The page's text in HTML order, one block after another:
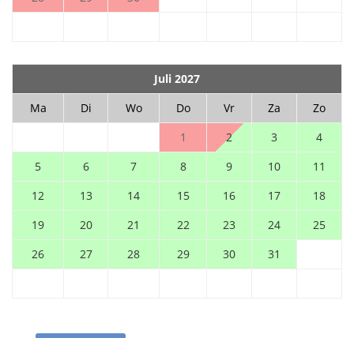
Juli 2027
Ma
Di Wo Do Vr Za
Zo
1
2 3
4
5
6 7 8 9 10
11
12
13 14 15 16 17
18
19
20 21 22 23 24
25
26
27 28 29 30 31